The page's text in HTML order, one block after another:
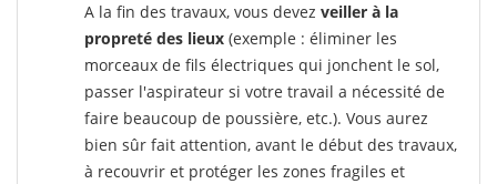
A la fin des travaux, vous devez veiller à la
propreté des lieux (exemple : éliminer les
morceaux de fils électriques qui jonchent le sol,
passer l'aspirateur si votre travail a nécessité de
faire beaucoup de poussière, etc.). Vous aurez
bien sûr fait attention, avant le début des travaux,
à recouvrir et protéger les zones fragiles et